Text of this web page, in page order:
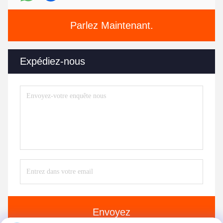
Parlez Maintenant.
Expédiez-nous
Envoyez